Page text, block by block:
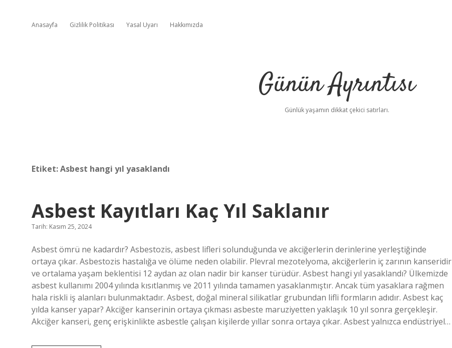
Anasayfa Gizlilik Politikası Yasal Uyarı Hakkımızda
Günün Ayrıntısı
Günlük yaşamın dikkat çekici satırları.
Etiket:Asbest hangi yıl yasaklandı
Asbest Kayıtları Kaç Yıl Saklanır
Tarih: Kasım 25, 2024
Asbest ömrü ne kadardır? Asbestozis, asbest lifleri solunduğunda ve akciğerlerin derinlerine yerleştiğinde
ortaya çıkar. Asbestozis hastalığa ve ölüme neden olabilir. Plevral mezotelyoma, akciğerlerin iç zarının kanseridir
ve ortalama yaşam beklentisi 12 aydan az olan nadir bir kanser türüdür. Asbest hangi yıl yasaklandı? Ülkemizde
asbest kullanımı 2004 yılında kısıtlanmış ve 2011 yılında tamamen yasaklanmıştır. Ancak tüm yasaklara rağmen
hala riskli iş alanları bulunmaktadır. Asbest, doğal mineral silikatlar grubundan lifli formların adıdır. Asbest kaç
yılda kanser yapar? Akciğer kanserinin ortaya çıkması asbeste maruziyetten yaklaşık 10 yıl sonra gerçekleşir.
Akciğer kanseri, genç erişkinlikte asbestle çalışan kişilerde yıllar sonra ortaya çıkar. Asbest yalnızca endüstriyel…